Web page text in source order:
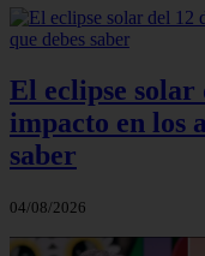
El eclipse solar
impacto en los
saber
04/08/2026